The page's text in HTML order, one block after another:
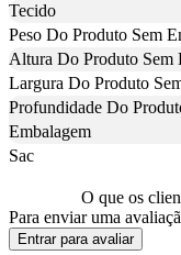
Tecido
Peso Do Produto Sem
Altura Do Produto Sem
Largura Do Produto
Profundidade Do
Embalagem
Sac
O que os
Para enviar uma
Entrar para avaliar